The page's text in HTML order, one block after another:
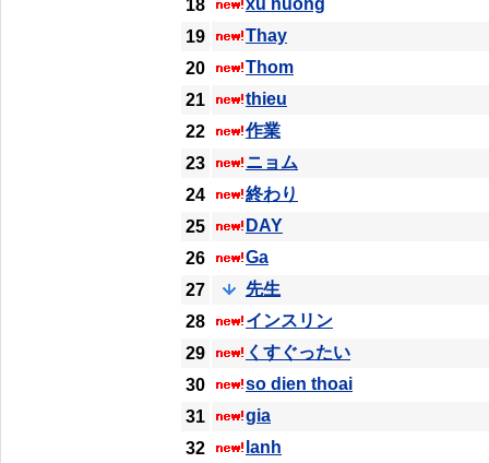
18
xu huong
19
Thay
20
Thom
21
thieu
22
作業
23
ニョム
24
終わり
25
DAY
26
Ga
27
先生
28
インスリン
29
くすぐったい
30
so dien thoai
31
gia
32
lanh